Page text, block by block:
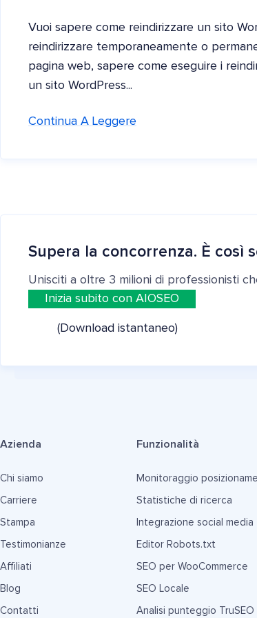
Vuoi sapere come reindirizzare un sito
reindirizzare temporaneamente o
pagina web, sapere come eseguire i
un sito WordPress...
Continua A Leggere
Supera la concorrenza. È così
Unisciti a oltre 3 milioni di professionisti
Inizia subito con AIOSEO
(Download istantaneo)
Azienda
Chi siamo
Carriere
Stampa
Testimonianze
Affiliati
Blog
Contatti
Funzionalità
Monitoraggio
Statistiche di ricerca
Integrazione social media
Editor Robots.txt
SEO per WooCommerce
SEO Locale
Analisi punteggio TruSEO